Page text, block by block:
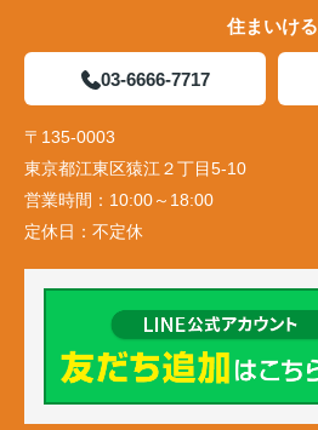
住まいける
03-6666-7717
〒135-0003
東京都江東区猿江２丁目5-10
営業時間： 10:00～18:00
定休日： 不定休